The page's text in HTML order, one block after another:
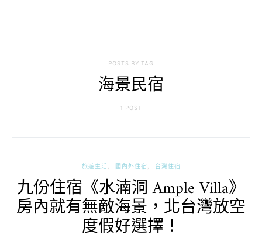
POSTS BY TAG
海景民宿
1 POST
旅遊生活 國內外住宿 台灣住宿
九份住宿《水湳洞 Ample Villa》
房內就有無敵海景，北台灣放空
度假好選擇！